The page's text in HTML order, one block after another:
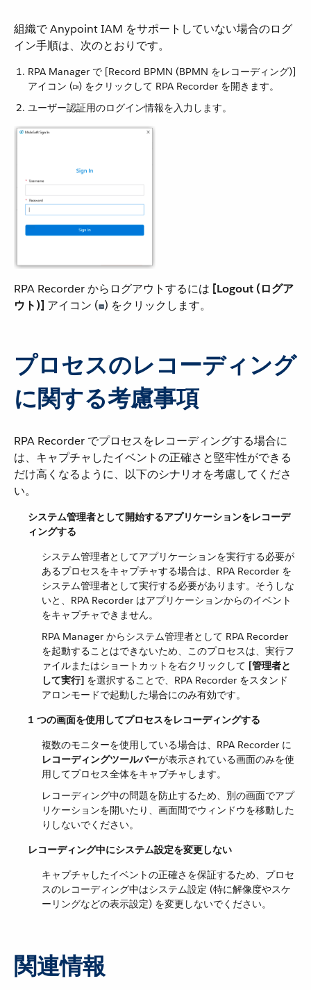
組織で Anypoint IAM をサポートしていない場合のログ
イン手順は、次のとおりです。
RPA Manager で [Record BPMN (BPMN をレコーディング)]
アイコン (​ ​) をクリックして RPA Recorder を開きます。
ユーザー認証用のログイン情報を入力します。
RPA Recorder からログアウトするには ​ [Logout (ログア
ウト)] ​ アイコン (​ ​) をクリックします。
プロセスのレコーディング
に関する考慮事項
RPA Recorder でプロセスをレコーディングする場合に
は、キャプチャしたイベントの正確さと堅牢性ができる
だけ高くなるように、以下のシナリオを考慮してくださ
い。
システム管理者として開始するアプリケーションをレコーデ
ィングする
システム管理者としてアプリケーションを実行する必要が
あるプロセスをキャプチャする場合は、RPA Recorder を
システム管理者として実行する必要があります。そうしな
いと、RPA Recorder はアプリケーションからのイベント
をキャプチャできません。
RPA Manager からシステム管理者として RPA Recorder
を起動することはできないため、このプロセスは、実行フ
ァイルまたはショートカットを右クリックして ​ [管理者と
して実行] ​ を選択することで、RPA Recorder をスタンド
アロンモードで起動した場合にのみ有効です。
1 つの画面を使用してプロセスをレコーディングする
複数のモニターを使用している場合は、RPA Recorder に​
レコーディングツールバー​が表示されている画面のみを使
用してプロセス全体をキャプチャします。
レコーディング中の問題を防止するため、別の画面でアプ
リケーションを開いたり、画面間でウィンドウを移動した
りしないでください。
レコーディング中にシステム設定を変更しない
キャプチャしたイベントの正確さを保証するため、プロセ
スのレコーディング中はシステム設定 (特に解像度やスケ
ーリングなどの表示設定) を変更しないでください。
関連情報